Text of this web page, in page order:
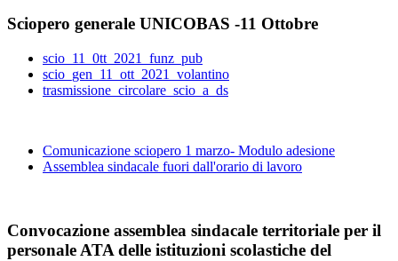
Sciopero generale UNICOBAS -11 Ottobre
scio_11_0tt_2021_funz_pub
scio_gen_11_ott_2021_volantino
trasmissione_circolare_scio_a_ds
Comunicazione sciopero 1 marzo- Modulo adesione
Assemblea sindacale fuori dall'orario di lavoro
Convocazione assemblea sindacale territoriale per il
personale ATA delle istituzioni scolastiche del